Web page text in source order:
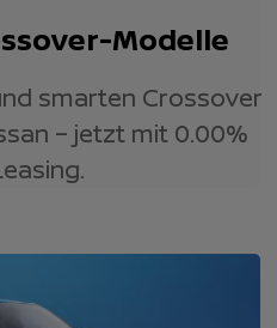
Modelle
smarten Crossover
– jetzt mit 0.00%